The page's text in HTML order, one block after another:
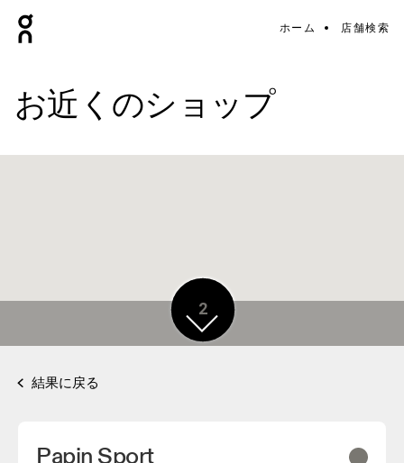
ホーム 店舗検索
お近くのショップ
2
結果に戻る
Papin Sport